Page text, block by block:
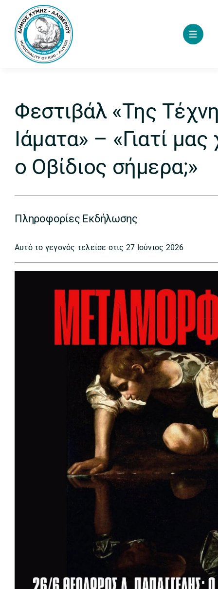
content
Φεστιβάλ «Της
Ιάματα» – «Γιατί μας
ο Οβίδιος σήμερα;»
Πληροφορίες Εκδήλωσης
Αυτό το γεγονός τελείσε στις 27 Ιούνιος 2026